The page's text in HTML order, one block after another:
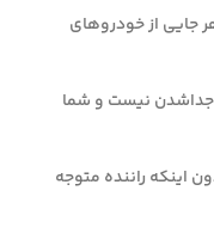
جایی از خودروهای
جداشدن نیست و شما
اینکه راننده متوجه